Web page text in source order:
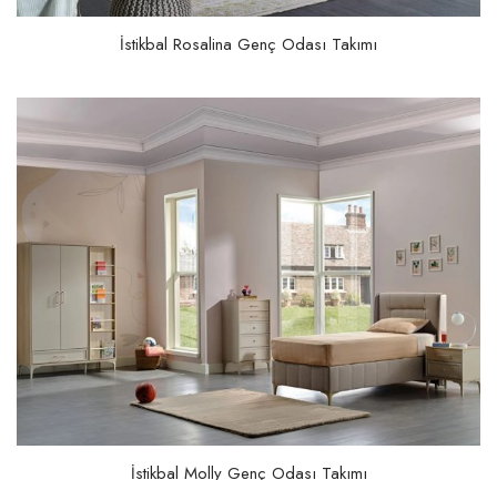
İstikbal Rosalina Genç Odası Takımı
İstikbal Molly Genç Odası Takımı